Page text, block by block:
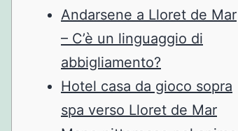
Andarsene a Lloret de Mar
– C’è un linguaggio di
abbigliamento?
Hotel casa da gioco sopra
spa verso Lloret de Mar